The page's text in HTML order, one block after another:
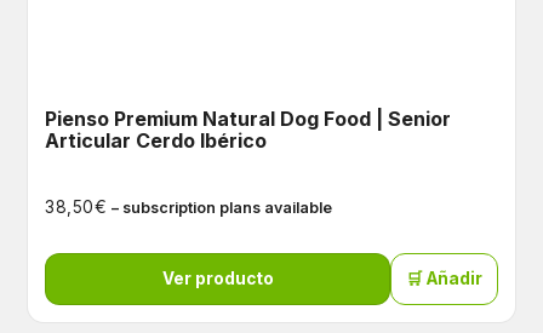
Pienso Premium Natural Dog Food | Senior
Articular Cerdo Ibérico
38,50€ – subscription plans available
Ver producto 🛒 Añadir